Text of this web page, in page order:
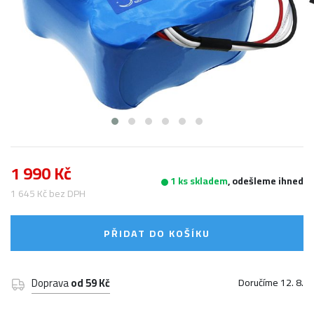
1 990 Kč
1 645 Kč bez DPH
1 ks skladem, odešleme ihned
PŘIDAT DO KOŠÍKU
Dopravaod 59 Kč Doručíme 12. 8.